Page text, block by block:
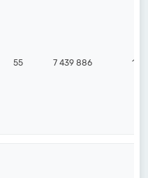
55 7 439 886 1